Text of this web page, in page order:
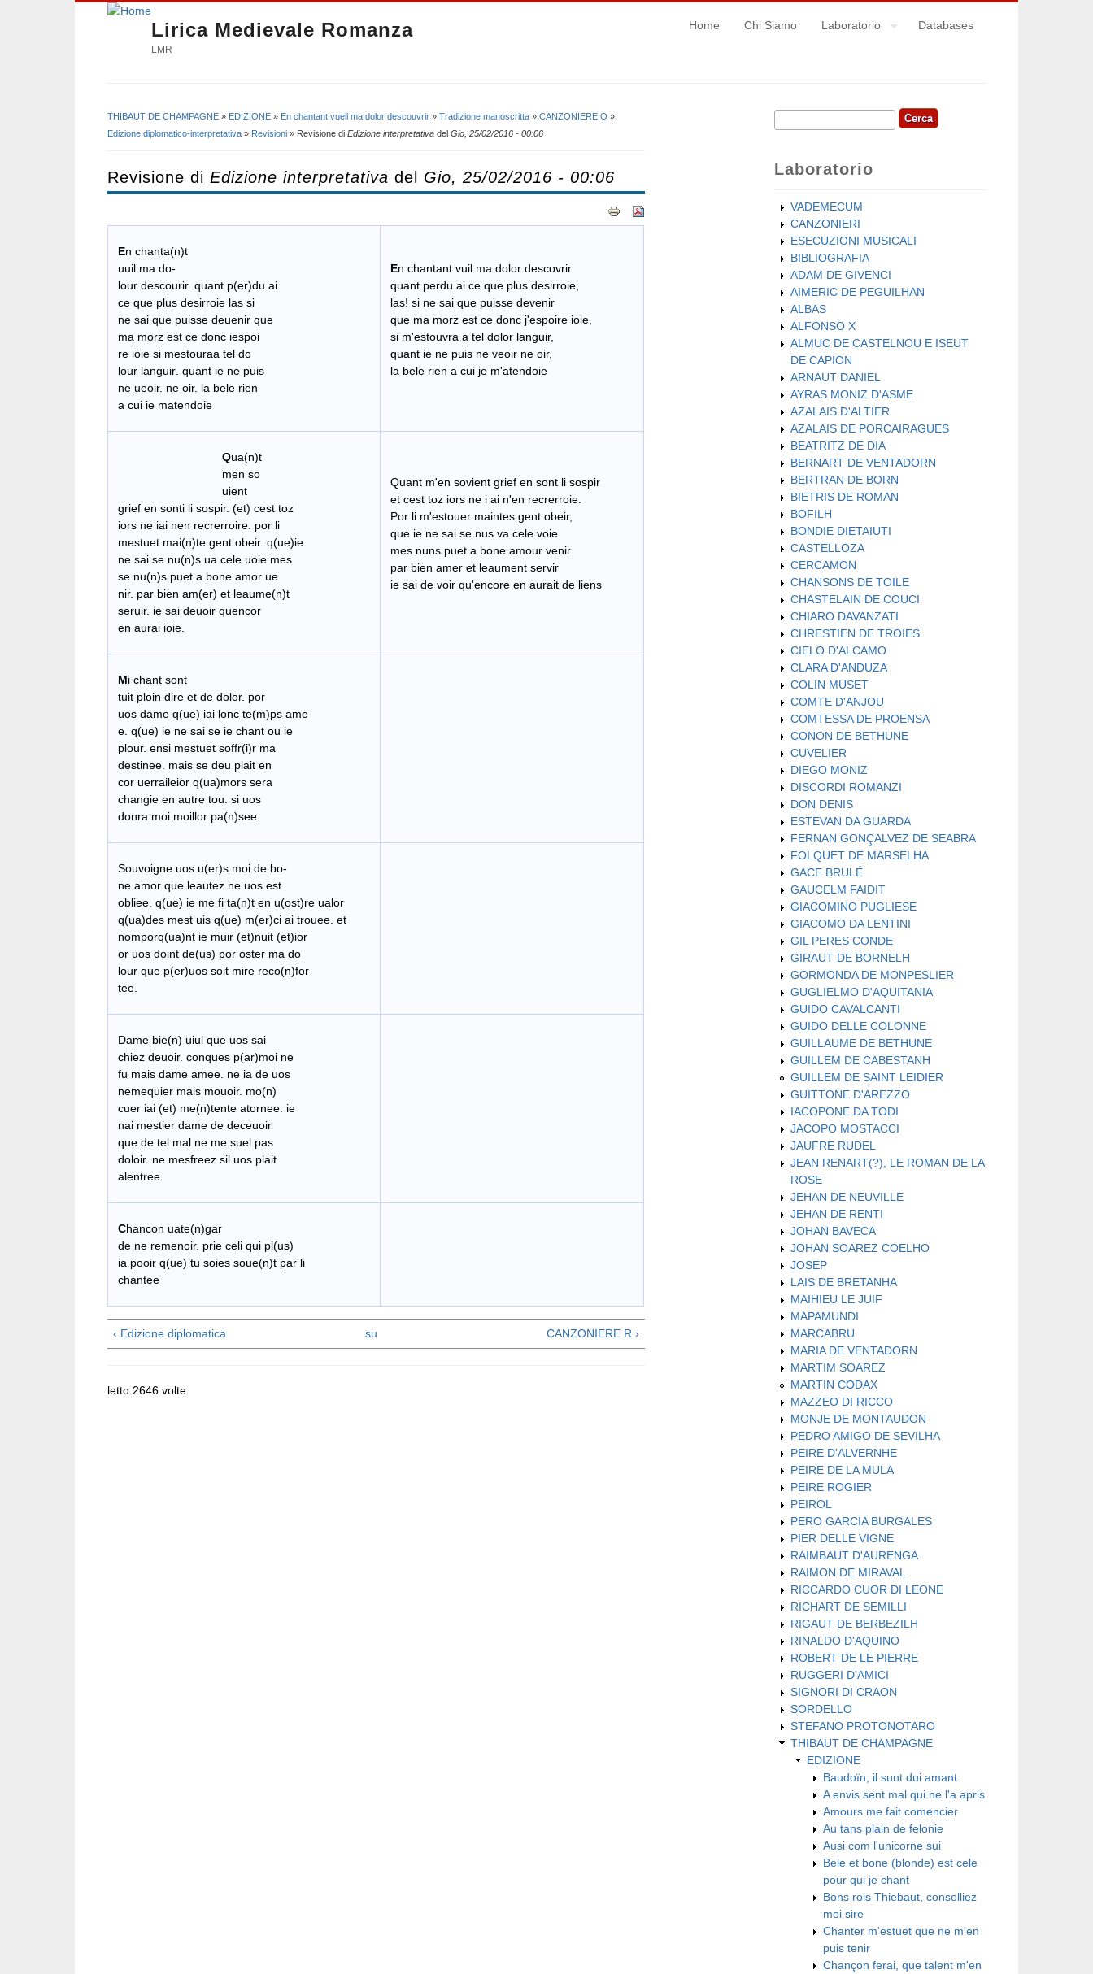
Lirica Medievale Romanza
LMR
Home Chi Siamo Laboratorio Databases
Tu sei qui
THIBAUT DE CHAMPAGNE » EDIZIONE » En chantant vueil ma dolor descouvrir » Tradizione manoscritta » CANZONIERE O »
Edizione diplomatico-interpretativa » Revisioni » Revisione di Edizione interpretativa del Gio, 25/02/2016 - 00:06
Revisione di Edizione interpretativa del Gio, 25/02/2016 - 00:06
En chanta(n)t
uuil ma do-
lour descourir. quant p(er)du ai
​ ce que plus desirroie las si
ne sai que puisse deuenir que
ma morz est ce donc iespoi
re ioie si mestouraa tel do
lour languir quant ie ne puis
ne ueoir. ne oir. la bele rien
a cui ie matendoie
En chantant vuil ma dolor descovrir
quant perdu ai ce que plus desirroie,
las! si ne sai que puisse devenir
​ que ma morz est ce donc j'espoire ioie,
si m'estouvra a tel dolor languir,
quant ie ne puis ne veoir ne oir,
la bele rien a cui je m'atendoie
Qua(n)t
men so
uient
grief en sonti li sospir. (et) cest toz
iors ne iai nen recrerroire. por li
mestuet mai(n)te gent obeir. q(ue)ie
ne sai se nu(n)s ua cele uoie mes
se nu(n)s puet a bone amor ue
nir. par bien am(er) et leaume(n)t
seruir. ie sai deuoir quencor
en aurai ioie.
Quant m'en sovient grief en sont li sospir
​ et cest toz iors ne i ai n'en recrerroie.
Por li m'estouer maintes gent obeir,
que ie ne sai se nus va cele voie
​ mes nuns puet a bone amour venir
​ par bien amer et leaument servir
ie sai de voir qu'encore en aurait de liens
Mi chant sont
tuit ploin dire et de dolor. por
uos dame q(ue) iai lonc te(m)ps ame
​ e. q(ue) ie ne sai se ie chant ou ie
​ plour. ensi mestuet soffr(i)r ma
destinee. mais se deu plait en
cor uerraileior q(ua)mors sera
changie en autre tou. si uos
donra moi moillor pa(n)see.​
​Souvoigne uos u(er)s moi de bo-
​​ne amor que leautez ne uos est
​ obliee. q(ue) ie me fi ta(n)t en u(ost)re ualor
q(ua)des mest uis q(ue) m(er)ci ai trouee. et
nomporq(ua)nt ie muir (et)nuit (et)ior
or uos doint de(us) por oster ma do
lour que p(er)uos soit mire reco(n)for
tee.​
Dame bie(n) uiul que uos sai
chiez deuoir. conques p(ar)moi ne
fu mais dame amee. ne ia de uos
nemequier mais mouoir. mo(n)
cuer iai (et) me(n)tente atornee. ie
nai mestier dame de deceuoir
​ que de tel mal ne me suel pas
doloir. ne mesfreez sil uos plait
alentree
Chancon uate(n)gar
de ne remenoir. prie celi qui pl(us)
ia pooir q(ue) tu soies soue(n)t par li
chantee​
‹ Edizione diplomatica su CANZONIERE R ›
letto 2646 volte
Form di ricerca
Cerca
Laboratorio
VADEMECUM
CANZONIERI
ESECUZIONI MUSICALI
BIBLIOGRAFIA
ADAM DE GIVENCI
AIMERIC DE PEGUILHAN
ALBAS
ALFONSO X
ALMUC DE CASTELNOU E ISEUT
DE CAPION
ARNAUT DANIEL
AYRAS MONIZ D'ASME
AZALAIS D'ALTIER
AZALAIS DE PORCAIRAGUES
BEATRITZ DE DIA
BERNART DE VENTADORN
BERTRAN DE BORN
BIETRIS DE ROMAN
BOFILH
BONDIE DIETAIUTI
CASTELLOZA
CERCAMON
CHANSONS DE TOILE
CHASTELAIN DE COUCI
CHIARO DAVANZATI
CHRESTIEN DE TROIES
CIELO D'ALCAMO
CLARA D'ANDUZA
COLIN MUSET
COMTE D'ANJOU
COMTESSA DE PROENSA
CONON DE BETHUNE
CUVELIER
DIEGO MONIZ
DISCORDI ROMANZI
DON DENIS
ESTEVAN DA GUARDA
FERNAN GONÇALVEZ DE SEABRA
FOLQUET DE MARSELHA
GACE BRULÉ
GAUCELM FAIDIT
GIACOMINO PUGLIESE
GIACOMO DA LENTINI
GIL PERES CONDE
GIRAUT DE BORNELH
GORMONDA DE MONPESLIER
GUGLIELMO D'AQUITANIA
GUIDO CAVALCANTI
GUIDO DELLE COLONNE
GUILLAUME DE BETHUNE
GUILLEM DE CABESTANH
GUILLEM DE SAINT LEIDIER
GUITTONE D'AREZZO
IACOPONE DA TODI
JACOPO MOSTACCI
JAUFRE RUDEL
JEAN RENART(?), LE ROMAN DE LA
ROSE
JEHAN DE NEUVILLE
JEHAN DE RENTI
JOHAN BAVECA
JOHAN SOAREZ COELHO
JOSEP
LAIS DE BRETANHA
MAIHIEU LE JUIF
MAPAMUNDI
MARCABRU
MARIA DE VENTADORN
MARTIM SOAREZ
MARTIN CODAX
MAZZEO DI RICCO
MONJE DE MONTAUDON
PEDRO AMIGO DE SEVILHA
PEIRE D'ALVERNHE
PEIRE DE LA MULA
PEIRE ROGIER
PEIROL
PERO GARCIA BURGALES
PIER DELLE VIGNE
RAIMBAUT D'AURENGA
RAIMON DE MIRAVAL
RICCARDO CUOR DI LEONE
RICHART DE SEMILLI
RIGAUT DE BERBEZILH
RINALDO D'AQUINO
ROBERT DE LE PIERRE
RUGGERI D'AMICI
SIGNORI DI CRAON
SORDELLO
STEFANO PROTONOTARO
THIBAUT DE CHAMPAGNE
EDIZIONE
Baudoïn, il sunt dui amant
A envis sent mal qui ne l'a apris
Amours me fait comencier
Au tans plain de felonie
Ausi com l'unicorne sui
Bele et bone (blonde) est cele
pour qui je chant
Bons rois Thiebaut, consolliez
moi sire
Chanter m'estuet que ne m'en
puis tenir
Chançon ferai, que talent m'en